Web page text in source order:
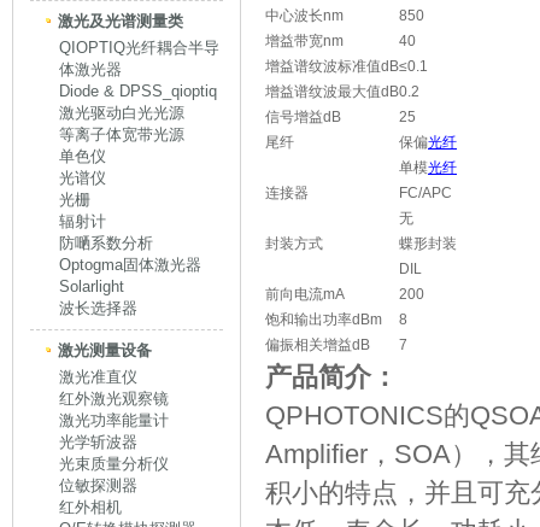
激光及光谱测量类
QIOPTIQ光纤耦合半导
体激光器
Diode & DPSS_qioptiq
激光驱动白光光源
等离子体宽带光源
单色仪
光谱仪
光栅
辐射计
防嗮系数分析
Optogma固体激光器
Solarlight
波长选择器
激光测量设备
激光准直仪
红外激光观察镜
激光功率能量计
光学斩波器
光束质量分析仪
位敏探测器
红外相机
中心波长nm
850
增益带宽nm
40
增益谱纹波标准值dB≤0.1
增益谱纹波最大值dB0.2
信号增益dB
25
尾纤
保偏光纤
单模光纤
连接器
FC/APC
无
封装方式
蝶形封装
DIL
前向电流mA
200
饱和输出功率dBm
8
偏振相关增益dB
7
产品简介：
QPHOTONICS的
Amplifier，SOA），
积小的特点，并且可